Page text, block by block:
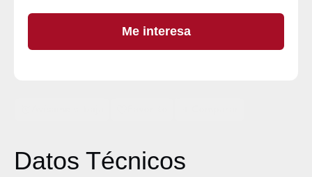
Me interesa
Datos Técnicos